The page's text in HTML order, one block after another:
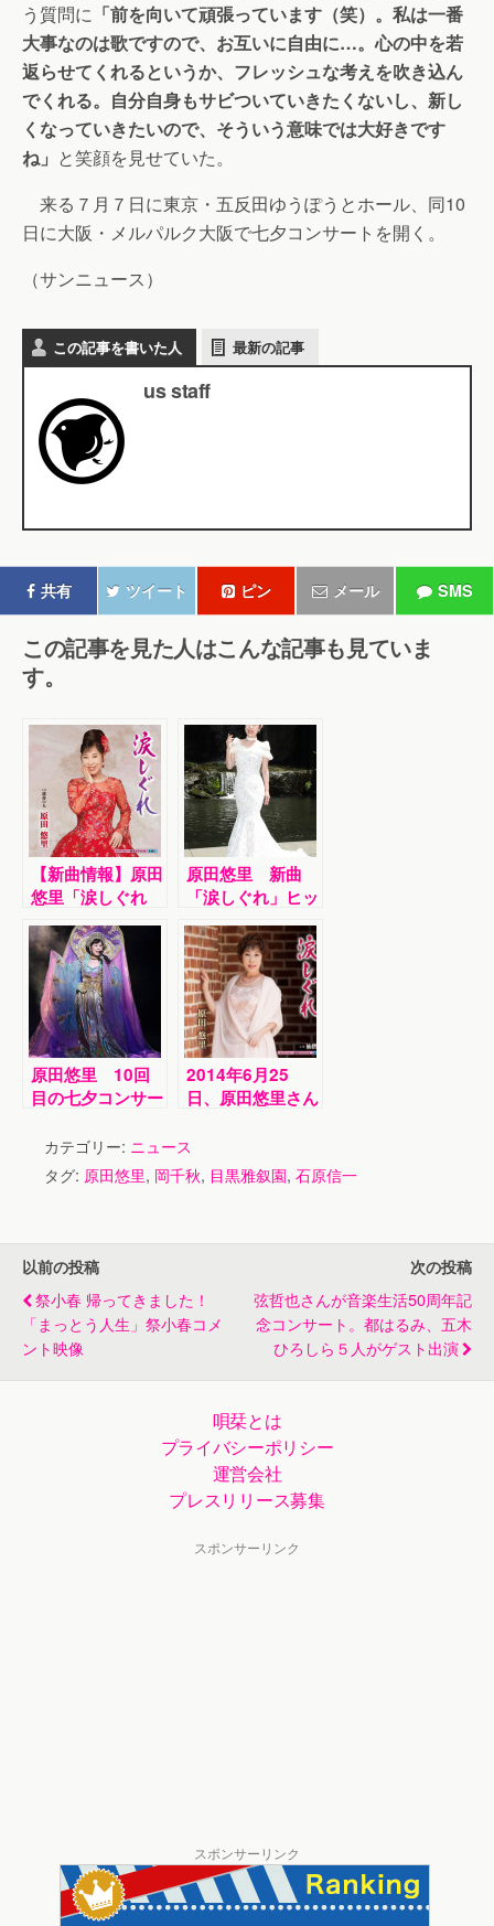
う質問に 「前を向いて頑張っています（笑）。私は一番
大事なのは歌ですので、お互いに自由に…。心の中を若
返らせてくれるというか、フレッシュな考えを吹き込ん
でくれる。自分自身もサビついていきたくないし、新し
くなっていきたいので、そういう意味では大好きです
ね」 と笑顔を見せていた。
来る７月７日に東京・五反田ゆうぽうとホール、同10
日に大阪・メルパルク大阪で七夕コンサートを開く。
（サンニュース）
この記事を書いた人 最新の記事
us staff
共有 ツイート ピン メール SMS
この記事を見た人はこんな記事も見ていま
す。
【新曲情報】原田
悠里「涙しぐれ
(新バージョン)」
原田悠里 新曲
「涙しぐれ」ヒッ
ト御礼暑気払い懇
親会！作曲家・岡
千秋氏も登場
原田悠里 10回
目の七夕コンサー
り長編歌謡浪曲
「特攻の母」を披
露
2014年6月25
日、原田悠里さん
した！
カテゴリー: ニュース
タグ: 原田悠里, 岡千秋, 目黒雅叙園, 石原信一
以前の投稿
祭小春 帰ってきました！
「まっとう人生」祭小春コメ
ント映像
次の投稿
弦哲也さんが音楽生活50周年記
念コンサート。都はるみ、五木
ひろしら５人がゲスト出演
唄栞とは
プライバシーポリシー
運営会社
プレスリリース募集
スポンサーリンク
スポンサーリンク